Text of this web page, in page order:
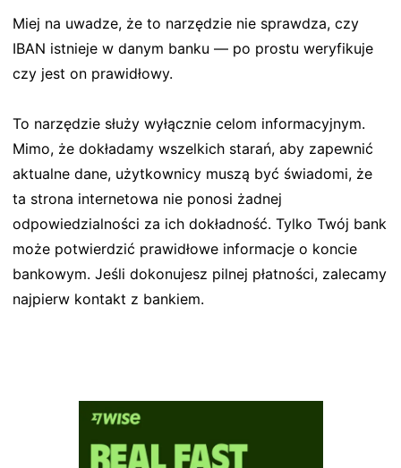
Miej na uwadze, że to narzędzie nie sprawdza, czy
IBAN istnieje w danym banku — po prostu weryfikuje
czy jest on prawidłowy.
To narzędzie służy wyłącznie celom informacyjnym.
Mimo, że dokładamy wszelkich starań, aby zapewnić
aktualne dane, użytkownicy muszą być świadomi, że
ta strona internetowa nie ponosi żadnej
odpowiedzialności za ich dokładność. Tylko Twój bank
może potwierdzić prawidłowe informacje o koncie
bankowym. Jeśli dokonujesz pilnej płatności, zalecamy
najpierw kontakt z bankiem.